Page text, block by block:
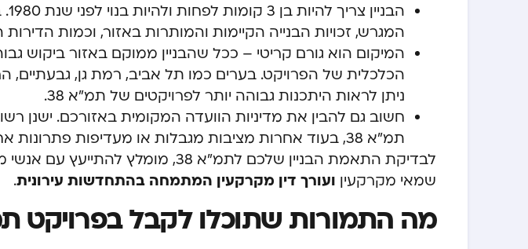
המגרש, זכויות הבנייה הקיימות והמותרות באזור, וכמות הדירות
המיקום הוא גורם קריטי – ככל שהבניין ממוקם באזור ביקוש
הכלכלית של הפרויקט. בערים כמו תל אביב, רמת גן, גבעתיים,
ניתן לראות היתכנות גבוהה יותר לפרויקטים של תמ”א 38.
חשוב גם להבין את מדיניות הוועדה המקומית באזורכם. ישנן
תמ”א 38, בעוד אחרות מציבות מגבלות או מעדיפות פתרונות אחרים להתחדשות עירונית.
לבדיקת התאמת הבניין שלכם לתמ”א 38, מומלץ
שמאי מקרקעין ועורך דין מקרקעין המתמחה בהתחדשות עירונית.
מה התמורות שתוכלו לקבל בפרויקט